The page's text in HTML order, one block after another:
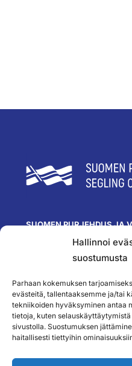
Hallinnoi
suostumusta
Parhaan kokemuksen
evästeitä, tallentaaksemme ja/tai
tekniikoiden hyväksyminen antaa
tietoja, kuten
sivustolla. Suostumuksen
haitallisesti tiettyihin
SUOMEN PURJEHDUS JA
Olympiastadion
Paavo Nurmen tie 1
toimisto@spv.fi
Yhteystiedot
SEURAA MEITÄ
TILAA